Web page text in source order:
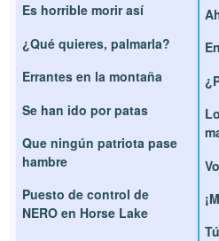
Es horrible morir así
¿Qué quieres, palmarla?
Errantes en la montaña
Se han ido por patas
Que ningún patriota pase
hambre
Puesto de control de
NERO en Horse Lake